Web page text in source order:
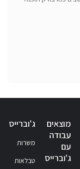
מוצאים
עבודה
עם
ג'וברייס
ג'וברייס
משרות
טבלאות